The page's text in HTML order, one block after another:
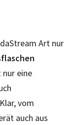
Art nur
nur eine
vom
auch aus